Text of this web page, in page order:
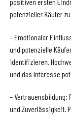
potenzieller Käufer
– Emotionaler
und potenzielle
identifizieren.
und das Interesse
–
und Zuverlässigkeit.